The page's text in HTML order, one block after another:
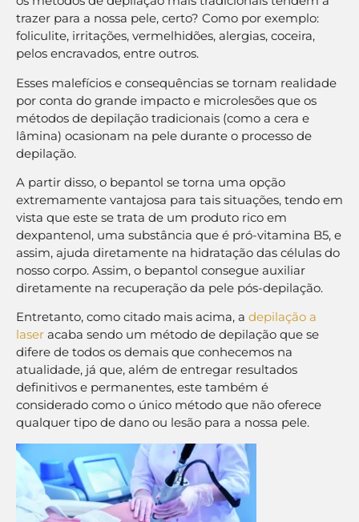
trazer para a nossa pele, certo? Como por exemplo:
foliculite, irritações, vermelhidões, alergias, coceira,
pelos encravados, entre outros.
Esses malefícios e consequências se tornam realidade
por conta do grande impacto e microlesões que os
métodos de depilação tradicionais (como a cera e
lâmina) ocasionam na pele durante o processo de
depilação.
A partir disso, o bepantol se torna uma opção
extremamente vantajosa para tais situações, tendo em
vista que este se trata de um produto rico em
dexpantenol, uma substância que é pró-vitamina B5, e
assim, ajuda diretamente na hidratação das células do
nosso corpo. Assim, o bepantol consegue auxiliar
diretamente na recuperação da pele pós-depilação.
Entretanto, como citado mais acima, a depilação a
laser acaba sendo um método de depilação que se
difere de todos os demais que conhecemos na
atualidade, já que, além de entregar resultados
definitivos e permanentes, este também é
considerado como o único método que não oferece
qualquer tipo de dano ou lesão para a nossa pele.